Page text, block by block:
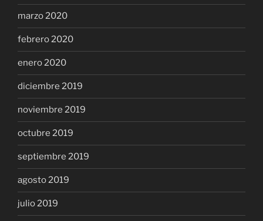
marzo 2020
febrero 2020
enero 2020
diciembre 2019
noviembre 2019
octubre 2019
septiembre 2019
agosto 2019
julio 2019